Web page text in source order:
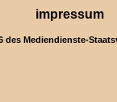
impressum
des Mediendienste-